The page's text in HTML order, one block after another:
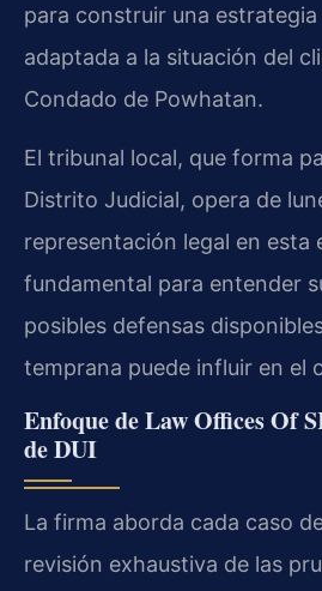
para construir una
adaptada a la situación del
Condado de Powhatan.
El tribunal local, que forma
Distrito Judicial, opera de
representación legal en esta
fundamental para entender
posibles defensas
temprana puede influir en el
Enfoque de Law Offices Of
de DUI
La firma aborda cada caso
revisión exhaustiva de las